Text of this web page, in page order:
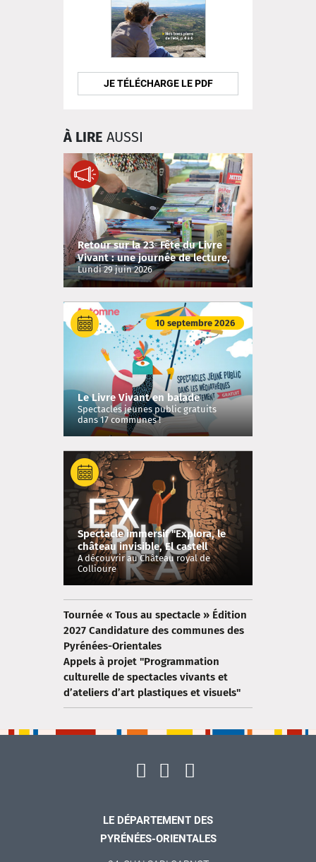
JE TÉLÉCHARGE LE PDF
À LIRE AUSSI
Retour sur la 23ᵉ Fête du Livre
Vivant : une journée de lecture,
de spectacles et de partage !
Lundi 29 juin 2026
10 septembre 2026
Le Livre Vivant en balade
Spectacles jeunes public gratuits
dans 17 communes !
Spectacle immersif "Explora, le
château invisible, El castell
invisible"
A découvrir au Château royal de
Collioure
Tournée « Tous au spectacle » Édition
2027 Candidature des communes des
Pyrénées-Orientales
Appels à projet "Programmation
culturelle de spectacles vivants et
d’ateliers d’art plastiques et visuels"
LE DÉPARTEMENT DES
PYRÉNÉES-ORIENTALES